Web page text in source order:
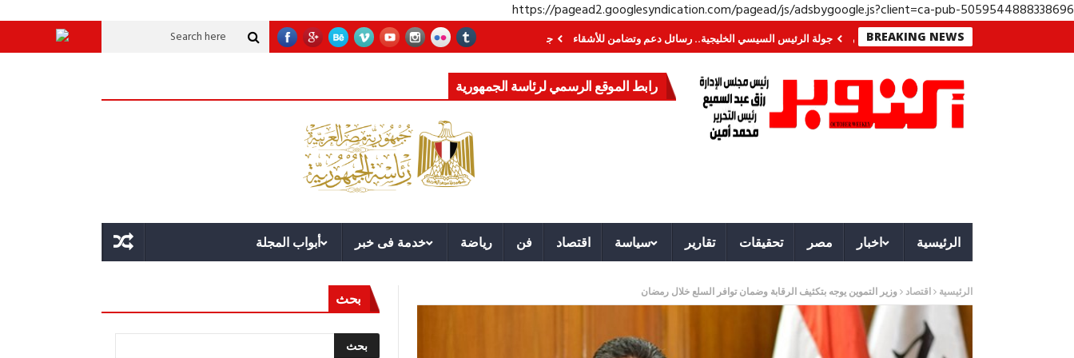
https://pagead2.googlesyndication.com/pagead/js/adsbygoogle.js?client=ca-pub-5059544888338696
BREAKING NEWS
معركة لا تُرى.. وحراس لا ينامون جولة الرئيس السيسي الخليجية.. رسائل دعم وتضامن للأشقاء جهاز مستقبل مصر نموذجا.. لماذا تُنشئ الدول كيانات تنموية عملاقة؟ قوة الدولة.. عندما يصبح التخطيط خط الدفاع الأول
رابط الموقع الرسمي لرئاسة الجمهورية
الرئيسية اخبار مصر تحقيقات تقارير سياسة اقتصاد فن رياضة خدمة فى خبر أبواب المجلة
الرئيسية اقتصاد وزير التموين يوجه بتكثيف الرقابة وضمان توافر السلع خلال رمضان بحث